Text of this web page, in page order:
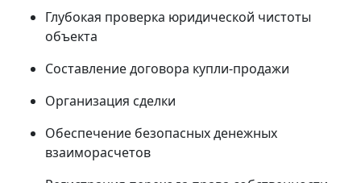
Глубокая проверка юридической чистоты
объекта
Составление договора купли-продажи
Организация сделки
Обеспечение безопасных денежных
взаиморасчетов